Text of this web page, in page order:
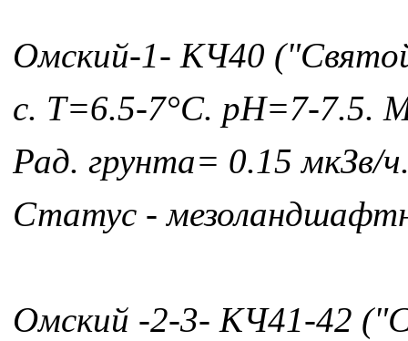
Омский-1- КЧ40
с. Т=6.5-7°С. рН=7-7.5.
Рад. грунта= 0.15
Статус -
Омский -2-3- КЧ41-42